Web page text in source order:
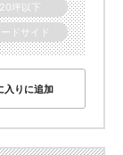
20坪以下
ドサイド
入りに追加